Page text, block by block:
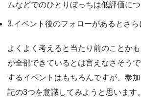
ムなどでのひとりぼっちは低評価に
3.イベント後のフォローがあるとさ
よくよく考えると当たり前のことか
が全部できているとは言えなさそう
するイベントはもちろんですが、参
記の3つを意識してみようと思います。